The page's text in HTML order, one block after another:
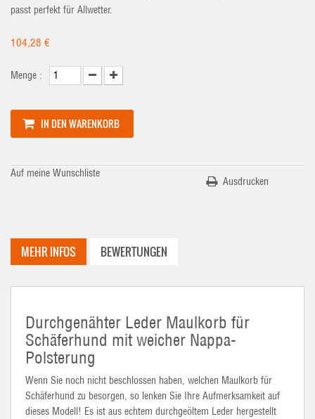
passt perfekt für Allwetter.
104,28 €
Menge :
IN DEN WARENKORB
Auf meine Wunschliste
Ausdrucken
MEHR INFOS BEWERTUNGEN
Durchgenähter Leder Maulkorb für
Schäferhund mit weicher Nappa-
Polsterung
Wenn Sie noch nicht beschlossen haben, welchen Maulkorb für
Schäferhund zu besorgen, so lenken Sie Ihre Aufmerksamkeit auf
dieses Modell! Es ist aus echtem durchgeöltem Leder hergestellt